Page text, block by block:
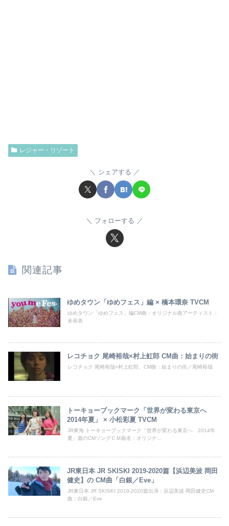
レジャー・リゾート
シェアする
フォローする
関連記事
ゆめタウン「ゆめフェス」編 × 橋本環奈 TVCM
ゆめタウン「ゆめフェス」編CM曲：オリジナル曲アーティスト：
未発表
レコチョク 尾崎裕哉×村上虹郎 CM曲：始まりの街
レコチョク 尾崎裕哉×村上虹郎、CM曲：始まりの街／尾崎裕哉
トーキョーブックマーク「世界が変わる東京へ
2014年夏」 × 小松彩夏 TVCM
JR東海 トーキョーブックマーク「世界が変わる東京へ 2014年
夏」篇のCMソングＣＭ曲名：オリジナ...
JR東日本 JR SKISKI 2019-2020篇【浜辺美波 岡田
健史】の CM曲「白銀／Eve」
JR東日本 JR SKISKI 2019-2020篇出演：浜辺美波 岡田健史CM
曲：白銀／Eve